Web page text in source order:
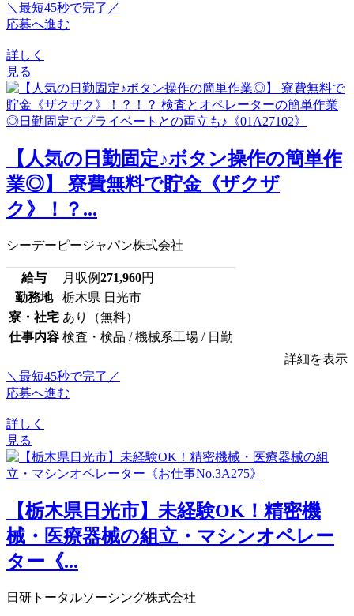
＼最短45秒で完了／
応募へ進む
詳しく
見る
【人気の日勤固定♪ボタン操作の簡単作
業◎】 寮費無料で貯金《ザクザ
ク》！？...
シーデーピージャパン株式会社
給与 月収例271,960円
勤務地
栃木県 日光市
寮・社宅 あり（無料）
仕事内容 検査・検品 / 機械系工場 / 日勤
詳細を表示
＼最短45秒で完了／
応募へ進む
詳しく
見る
【栃木県日光市】未経験OK！精密機
械・医療器械の組立・マシンオペレー
ター《...
日研トータルソーシング株式会社